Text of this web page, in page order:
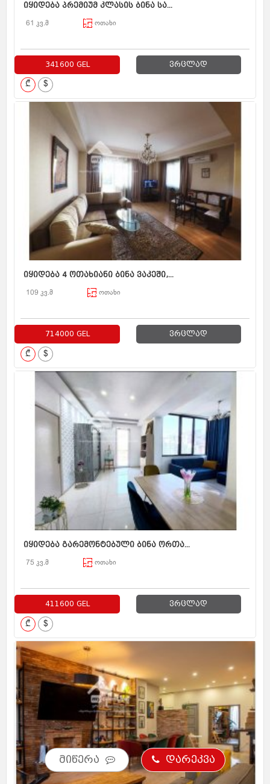
იყიდება პრემიუმ კლასის ბინა სა...
61 კვ.მ ოთახი
341600 GEL ვრცლად
₾ $
იყიდება 4 ოთახიანი ბინა ვაკეში,...
109 კვ.მ ოთახი
714000 GEL ვრცლად
₾ $
იყიდება გარემონტებული ბინა ორთა...
75 კვ.მ ოთახი
411600 GEL ვრცლად
₾ $
მიწერა დარეკვა